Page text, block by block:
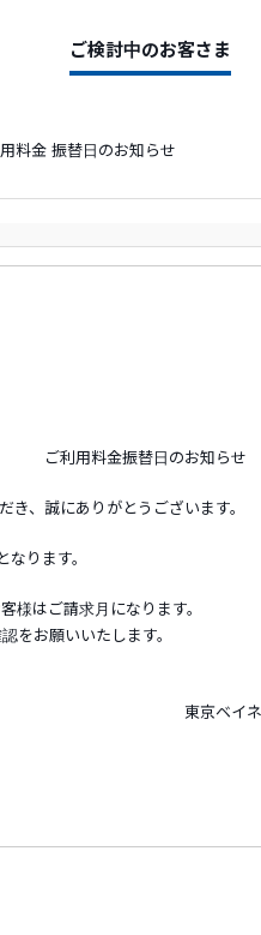
ご検討中のお客さま
料金 振替日のお知らせ
ご利用料金振替日のお知らせ
、誠にありがとうございます。
ります。
様はご請求月になります。
をお願いいたします。
東京ベイ